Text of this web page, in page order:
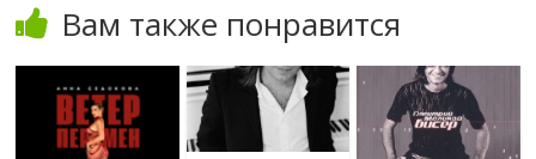
Вам также понравится